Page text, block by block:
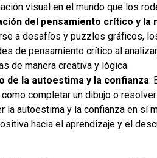
visual en el mundo que los
del pensamiento crítico y
a desafíos y puzzles gráficos,
de pensamiento crítico al
de manera creativa y lógica.
de la autoestima y la confianza:
completar un dibujo o
la autoestima y la confianza en sí
hacia el aprendizaje y el